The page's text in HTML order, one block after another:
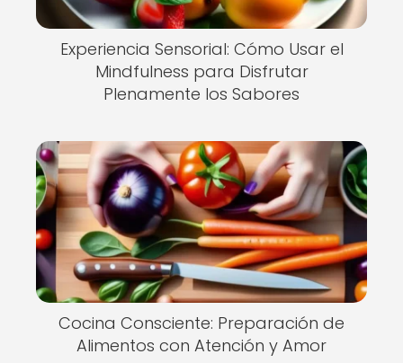
Experiencia Sensorial: Cómo Usar el
Mindfulness para Disfrutar
Plenamente los Sabores
Cocina Consciente: Preparación de
Alimentos con Atención y Amor